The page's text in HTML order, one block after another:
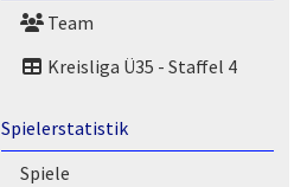
Team
Kreisliga Ü35 - Staffel 4
Spielerstatistik
Spiele